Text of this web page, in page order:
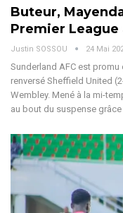
Buteur,
Premier League
Justin SOSSOU 24 Mai
Sunderland AFC est
renversé Sheffield United
Wembley. Mené à la mi-
au bout du suspense